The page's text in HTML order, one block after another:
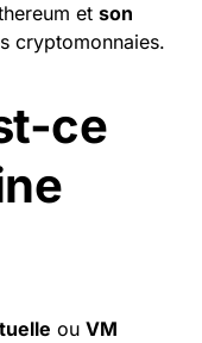
et son
cryptomonnaies.
ce
ou VM